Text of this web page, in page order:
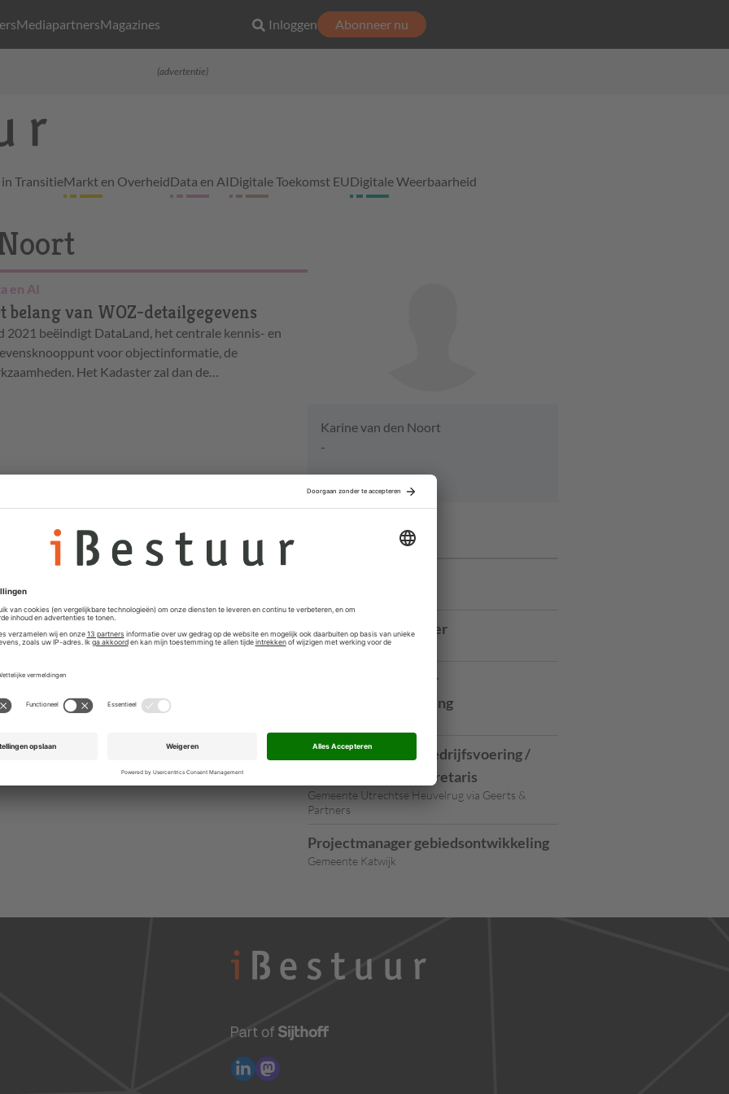
MediapartnersMagazines Inloggen Abonneer nu
(advertentie)
TransitieMarkt en OverheidData en AIDigitale Toekomst EUDigitale Weerbaarheid
en AI
belang van WOZ-detailgegevens
2021 beëindigt DataLand, het centrale kennis- en
voor objectinformatie, de
Het Kadaster zal dan de…
Karine van den Noort
-
Directeur Bestuurder
Delft voor Elkaar
Senior Projectleider
Vastgoedontwikkeling
Concernmanager Bedrijfsvoering /
Loco-Gemeentesecretaris
Gemeente Utrechtse Heuvelrug via Geerts &
Partners
Projectmanager gebiedsontwikkeling
Gemeente Katwijk